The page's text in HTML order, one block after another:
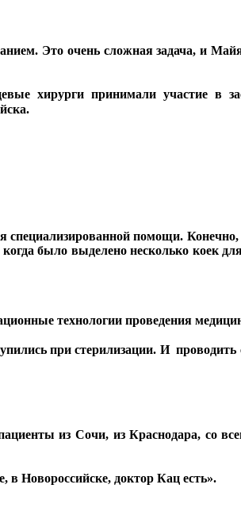
Это очень сложная задача, и
хирурги принимали участие в
специализированной помощи.
было выделено несколько коек
технологии проведения
при стерилизации. И
из Сочи, из Краснодара, со
Новороссийске, доктор Кац есть».